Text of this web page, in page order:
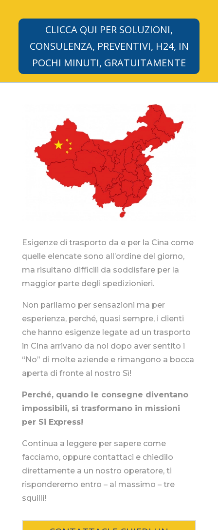
CLICCA QUI PER SOLUZIONI,
CONSULENZA, PREVENTIVI, H24, IN
POCHI MINUTI, GRATUITAMENTE
Esigenze di trasporto da e per la Cina come
quelle elencate sono all’ordine del giorno,
ma risultano difficili da soddisfare per la
maggior parte degli spedizionieri.
Non parliamo per sensazioni ma per
esperienza, perché, quasi sempre, i clienti
che hanno esigenze legate ad un trasporto
in Cina arrivano da noi dopo aver sentito i
“No” di molte aziende e rimangono a bocca
aperta di fronte al nostro Sì!
Perché, quando le consegne diventano
impossibili, si trasformano in missioni
per Si Express!
Continua a leggere per sapere come
facciamo, oppure contattaci e chiedilo
direttamente a un nostro operatore, ti
risponderemo entro – al massimo – tre
squilli!